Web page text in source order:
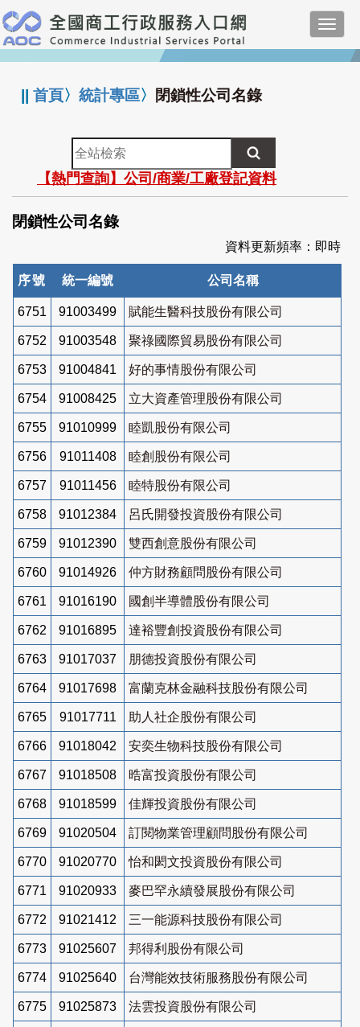
跳
到
主
要
:::
||首頁〉統計專區〉 閉鎖性公司名錄
全
站
檢
索
【熱門查詢】公司/商業/工廠登記資料
閉鎖性公司名錄
資料更新頻率：即時
序號 統一編號 公司名稱
6751 91003499 賦能生醫科技股份有限公司
6752 91003548 聚祿國際貿易股份有限公司
6753 91004841 好的事情股份有限公司
6754 91008425 立大資產管理股份有限公司
6755 91010999 睦凱股份有限公司
6756 91011408 睦創股份有限公司
6757 91011456 睦特股份有限公司
6758 91012384 呂氏開發投資股份有限公司
6759 91012390 雙西創意股份有限公司
6760 91014926 仲方財務顧問股份有限公司
6761 91016190 國創半導體股份有限公司
6762 91016895 達裕豐創投資股份有限公司
6763 91017037 朋德投資股份有限公司
6764 91017698 富蘭克林金融科技股份有限公司
6765 91017711 助人社企股份有限公司
6766 91018042 安奕生物科技股份有限公司
6767 91018508 晧富投資股份有限公司
6768 91018599 佳輝投資股份有限公司
6769 91020504 訂閱物業管理顧問股份有限公司
6770 91020770 怡和閎文投資股份有限公司
6771 91020933 麥巴罕永續發展股份有限公司
6772 91021412 三一能源科技股份有限公司
6773 91025607 邦得利股份有限公司
6774 91025640 台灣能效技術服務股份有限公司
6775 91025873 法雲投資股份有限公司